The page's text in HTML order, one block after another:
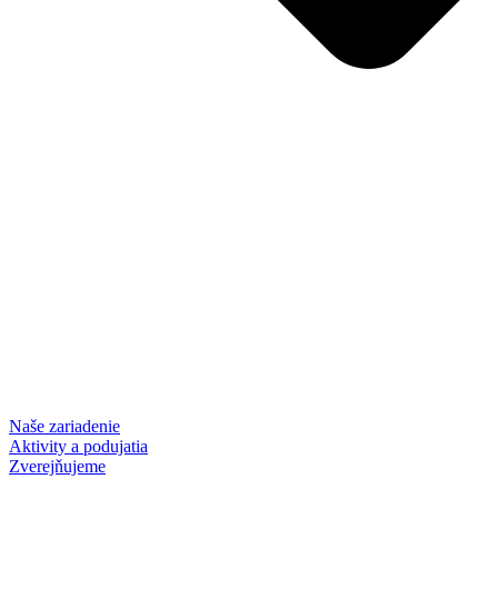
Naše zariadenie
Aktivity a podujatia
Zverejňujeme